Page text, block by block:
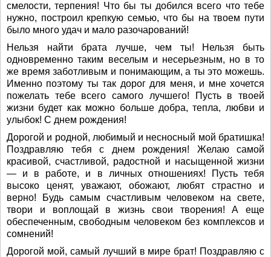
смелости, терпения! Что бы ты добился всего что тебе
нужно, построил крепкую семью, что бы на твоем пути
было много удач и мало разочарований!
Нельзя найти брата лучше, чем ты! Нельзя быть
одновременно таким веселым и несерьезным, но в то
же время заботливым и понимающим, а ты это можешь.
Именно поэтому ты так дорог для меня, и мне хочется
пожелать тебе всего самого лучшего! Пусть в твоей
жизни будет как можно больше добра, тепла, любви и
улыбок! С днем рождения!
Дорогой и родной, любимый и несносный мой братишка!
Поздравляю тебя с днем рождения! Желаю самой
красивой, счастливой, радостной и насыщенной жизни
— и в работе, и в личных отношениях! Пусть тебя
высоко ценят, уважают, обожают, любят страстно и
верно! Будь самым счастливым человеком на свете,
твори и воплощай в жизнь свои творения! А еще
обеспеченным, свободным человеком без комплексов и
сомнений!
Дорогой мой, самый лучший в мире брат! Поздравляю с